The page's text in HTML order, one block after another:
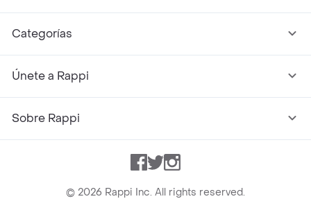
Categorías
Únete a Rappi
Sobre Rappi
Facebook
TwitterInstagram
© 2026 Rappi Inc. All rights reserved.